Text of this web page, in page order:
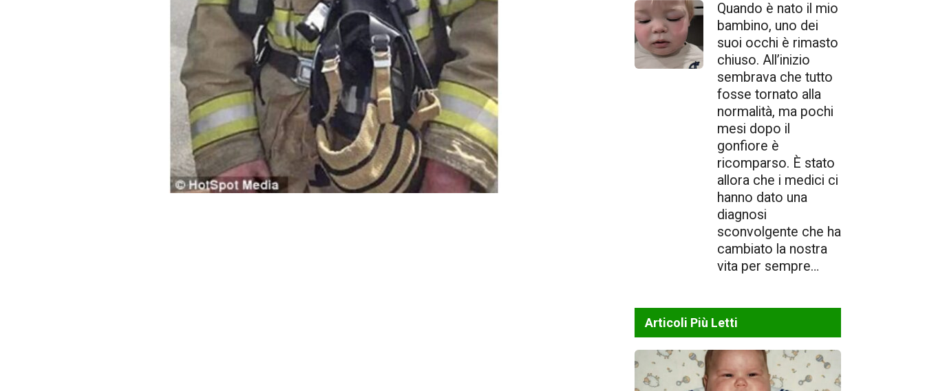
Quando è nato il mio
bambino, uno dei
suoi occhi è rimasto
chiuso. All’inizio
sembrava che tutto
fosse tornato alla
normalità, ma pochi
mesi dopo il
gonfiore è
ricomparso. È stato
allora che i medici ci
hanno dato una
diagnosi
sconvolgente che ha
cambiato la nostra
vita per sempre…
Articoli Più Letti